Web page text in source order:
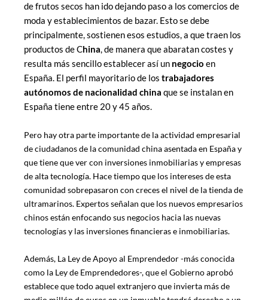
de frutos secos han ido dejando paso a los comercios de
moda y establecimientos de bazar. Esto se debe
principalmente, sostienen esos estudios, a que traen los
productos de China, de manera que abaratan costes y
resulta más sencillo establecer así un negocio en
España. El perfil mayoritario de los trabajadores
autónomos de nacionalidad china que se instalan en
España tiene entre 20 y 45 años.
Pero hay otra parte importante de la actividad empresarial
de ciudadanos de la comunidad china asentada en España y
que tiene que ver con inversiones inmobiliarias y empresas
de alta tecnología. Hace tiempo que los intereses de esta
comunidad sobrepasaron con creces el nivel de la tienda de
ultramarinos. Expertos señalan que los nuevos empresarios
chinos están enfocando sus negocios hacia las nuevas
tecnologías y las inversiones financieras e inmobiliarias.
Además, La Ley de Apoyo al Emprendedor -más conocida
como la Ley de Emprendedores-, que el Gobierno aprobó
establece que todo aquel extranjero que invierta más de